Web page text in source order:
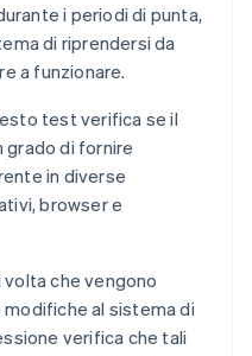
i periodi di punta,
di riprendersi da
a funzionare.
test verifica se il
grado di fornire
in diverse
browser e
volta che vengono
al sistema di
verifica che tali